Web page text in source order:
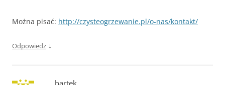
Można pisać: http://czysteogrzewanie.pl/o-nas/kontakt/
Odpowiedz ↓